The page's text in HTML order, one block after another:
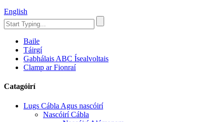
English
Baile
Táirgí
Gabhálais ABC Ísealvoltais
Clamp ar Fionraí
Catagóirí
Lugs Cábla Agus nascóirí
Nascóirí Cábla